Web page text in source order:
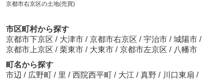
京都市右京区の土地(売買)
市区町村から探す
京都市下京区 / 大津市 / 京都市右京区 / 宇治市 / 城陽市 /
京都市上京区 / 栗東市 / 大東市 / 京都市左京区 / 八幡市
町名から探す
市辺 / 広野町 / 里 / 西院西平町 / 大江 / 真野 / 川口東扇 /